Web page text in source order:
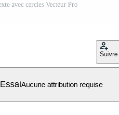
avec cercles Vecteur Pro
Suivre
Aucune attribution requise